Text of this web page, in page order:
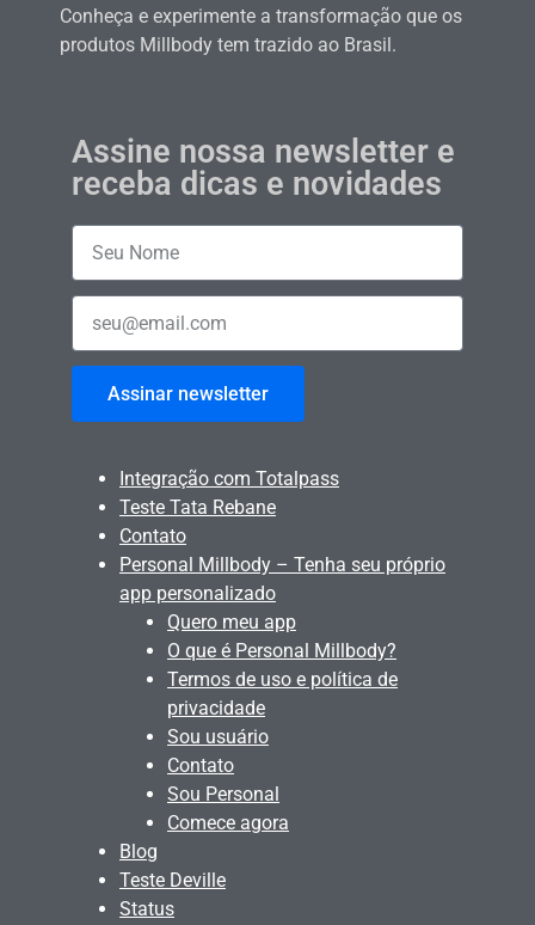
Conheça e experimente a transformação que os
produtos Millbody tem trazido ao Brasil.
Assine nossa newsletter e
receba dicas e novidades
Assinar newsletter
Integração com Totalpass
Teste Tata Rebane
Contato
Personal Millbody – Tenha seu próprio
app personalizado
Quero meu app
O que é Personal Millbody?
Termos de uso e política de
privacidade
Sou usuário
Contato
Sou Personal
Comece agora
Blog
Teste Deville
Status